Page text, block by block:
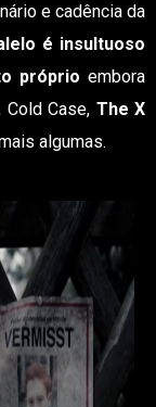
e cadência da
é insultuoso
próprio embora
Cold Case, The X
algumas.